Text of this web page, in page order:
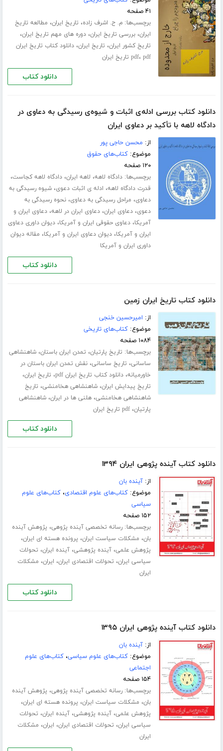
۴۱ صفحه
برچسب‌ها:م. ح. اشرف زاده، تاریخ ایران، مطالعه تاریخ
ایران،بررسی تاریخ ایران،دوره های مهم تاریخ ایران،
تاریخ کشور ایران، تاریخ ایران،دانلود کتاب تاریخ ایران
pdf، pdf تاریخ ایران
دانلود کتاب
دانلود کتاب بررسی ادله‌ی اثبات و شیوه‌ی رسیدگی به دعاوی در
دادگاه لاهه با تأکید بر دعاوی ایران
از: محسن حاجی پور
موضوع:کتاب‌های حقوق
۱۲۰ صفحه
برچسب‌ها:دادگاه لاهه، لاهه ایران،دادگاه لاهه کجاست،
قدرت دادگاه لاهه، ادله ی اثبات دعوی،شیوه رسیدگی به
دعاوی، مراحل رسیدگی به دعاوی،نحوه رسیدگی به
دعوی،دعاوی ایران،دعاوی ایران در لاهه،دعاوی ایران و
آمریکا،دعاوی حقوقی ایران و آمریکا،دیوان داوری دعاوی
ایران و آمریکا،دیوان دعاوی ایران و آمریکا، مقاله دیوان
داوری ایران و آمریکا
دانلود کتاب
دانلود کتاب تاریخ ایران زمین
از: امیرحسین خنجی
موضوع:کتاب‌های تاریخی
۱۰۸۴ صفحه
برچسب‌ها: تاریخ پارتیان، تمدن ایران باستان،شاهنشاهی
ساسانی، تاریخ ساسانی،نقش تمدن ایران باستان در
خاورمیانه،دانلود کتاب تاریخ ایران pdf ، تاریخ ایران،
تاریخ پیدایش ایران،شاهنشاهی هخامنشی، تاریخ
شاهنشاهی هخامنشی،هلنی ها در ایران،شاهنشاهی
پارتیان،pdf تاریخ ایران
دانلود کتاب
دانلود کتاب آینده پژوهی ایران ۱۳۹۴
از:آینده بان
موضوع:کتاب‌های علوم اقتصادی،کتاب‌های علوم
سیاسی
۱۵۲ صفحه
برچسب‌ها:رسانه تخصصی آینده پژوهی، پژوهش آینده
بان، مشکلات سیاست ایران، پرونده هسته ای ایران،
پژوهش علمی،آینده پژوهشی،آینده ایران، تحولات
سیاسی ایران، تحولات اقتصادی ایران، ایران، مشکلات
ایران
دانلود کتاب
دانلود کتاب آینده پژوهی ایران ۱۳۹۵
از:آینده بان
موضوع:کتاب‌های علوم سیاسی،کتاب‌های علوم
اجتماعی
۱۵۴ صفحه
برچسب‌ها:رسانه تخصصی آینده پژوهی، پژوهش آینده
بان، مشکلات سیاست ایران، پرونده هسته ای ایران،
پژوهش علمی،آینده پژوهشی،آینده ایران، تحولات
سیاسی ایران، تحولات اقتصادی ایران، ایران، مشکلات
ایران